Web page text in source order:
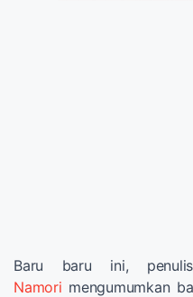
Baru baru ini,
Namori mengumumkan